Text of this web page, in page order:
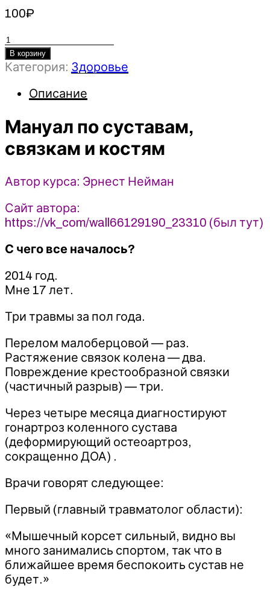
100₽
Количество
товара
Мануал
суставам,
и
костям
2022
Эрнест
В корзину
Категория: Здоровье
Описание
Мануал по суставам,
связкам и костям
Автор курса: Эрнест Нейман
Сайт автора:
https://vk_com/wall66129190_23310 (был тут)
С чего все началось?
2014 год.
Мне 17 лет.
Три травмы за пол года.
Перелом малоберцовой — раз.
Растяжение связок колена — два.
Повреждение крестообразной связки
(частичный разрыв) — три.
Через четыре месяца диагностируют
гонартроз коленного сустава
(деформирующий остеоартроз,
сокращенно ДОА) .
Врачи говорят следующее:
Первый (главный травматолог области):
«Мышечный корсет сильный, видно вы
много занимались спортом, так что в
ближайшее время беспокоить сустав не
будет.»